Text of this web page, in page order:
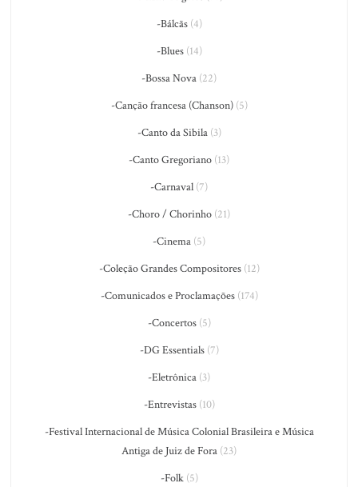
-Bálcãs(4)
-Blues(14)
-Bossa Nova (22)
-Canção francesa (Chanson)(5)
-Canto da Sibila(3)
-Canto Gregoriano (13)
-Carnaval (7)
-Choro / Chorinho (21)
-Cinema (5)
-Coleção Grandes Compositores(12)
-Comunicados e Proclamações(174)
-Concertos(5)
-DG Essentials(7)
-Eletrônica (3)
-Entrevistas(10)
-Festival Internacional de Música Colonial Brasileira e Música
Antiga de Juiz de Fora (23)
-Folk(5)